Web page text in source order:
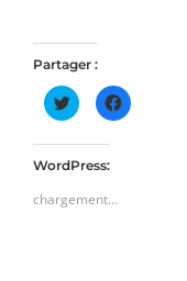
Partager :
Cliquez
pour
partager
dans
fenêtre)
Cliquez
pour
WordPress:
chargement…